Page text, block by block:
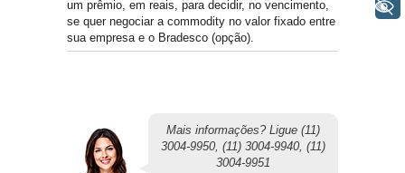
um prêmio, em reais, para decidir, no vencimento,
se quer negociar a commodity no valor fixado entre
sua empresa e o Bradesco (opção).
Mais informações? Ligue (11)
3004-9950, (11) 3004-9940, (11)
3004-9951
+ Acessibilidade